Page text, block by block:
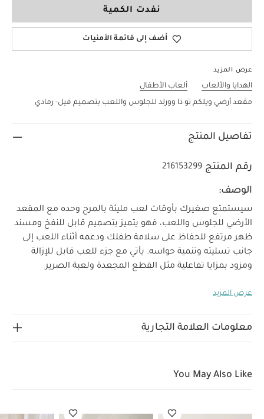
نفدت الكمية
أضف إلى قائمة الأمنيات
عرض المزيد
الهدايا والألعاب
ألعاب الأطفال
مقعد أرضي ويلكم تو ذا وورلد للجلوس واللعب بتصميم فيل- رمادي
تفاصيل المنتج
رقم المنتج 216153299
الوصف:
سيستمتع صغيرك بأوقات لعب مليئة بالمرح وحده مع المقعد
الأرضي للجلوس واللعب، فهو يتميز بتصميم قابل للنفخ ومسند
ظهر مرتفع للحفاظ على سلامة طفلك ودعمه أثناء اللعب إلى
جانب تسليته وتنمية حواسه. يأتي مع جزء للعب قابل للإزالة
ومزود بمزايا تفاعلية مثل القطع المجعدة ولعبة الصرير
ناعمة بتصميم أسد وزرافة وحلقة تسنين.
لتنمية حواسه
قماش فائق النعومة
السلامة:
تعليمات العناية:
× العمق 60 سم
تعليمات السلامة وتحذيرات:
لا
عرض المزيد
معلومات العلامة التجارية
You May Also Like